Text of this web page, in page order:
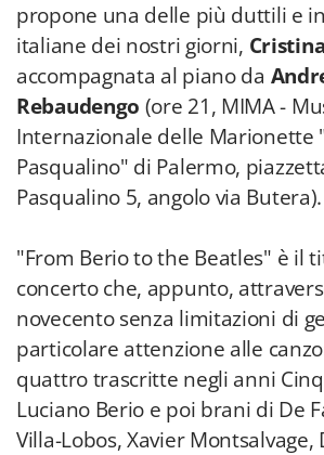
propone una delle più duttili e
italiane dei nostri giorni,
accompagnata al piano da
Rebaudengo (ore 21, MIMA -
Internazionale delle Marionette
Pasqualino" di Palermo,
Pasqualino 5, angolo via Butera).
"From Berio to the Beatles" è il
concerto che, appunto,
novecento senza limitazioni di
particolare attenzione alle
quattro trascritte negli anni
Luciano Berio e poi brani di De
Villa-Lobos, Xavier